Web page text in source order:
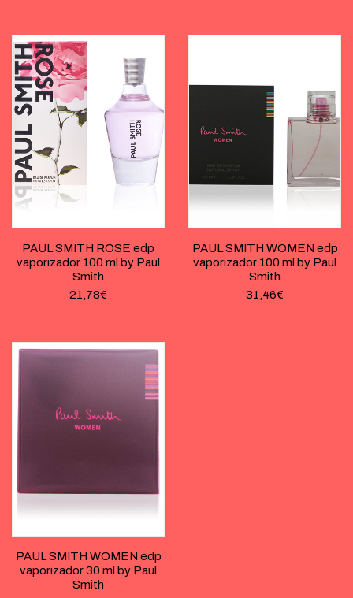
PAUL SMITH ROSE edp
vaporizador 100 ml by Paul
Smith
21,78€
PAUL SMITH WOMEN edp
vaporizador 100 ml by Paul
Smith
31,46€
PAUL SMITH WOMEN edp
vaporizador 30 ml by Paul
Smith